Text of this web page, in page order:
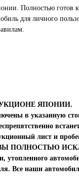
Полностью готов
для личного
АУКЦИОНЕ ЯПОНИИ.
в указанную
лист и
ВЫ ПОЛНОСТЬЮ
утопленного
Все наши